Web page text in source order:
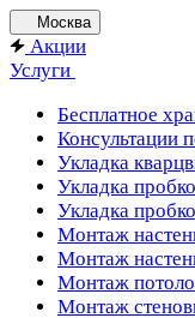
Москва
Акции
Услуги
Бесплатное
Консультации
Укладка
Укладка
Укладка
Монтаж
Монтаж
Монтаж
Монтаж